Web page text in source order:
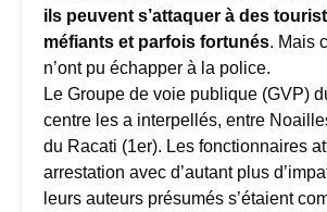
ils peuvent s’attaquer à des
méfiants et parfois fortunés. Mais
n’ont pu échapper à la police.
Le Groupe de voie publique (GVP)
centre les a interpellés, entre
du Racati (1er). Les fonctionnaires
arrestation avec d’autant plus
leurs auteurs présumés s’étaient